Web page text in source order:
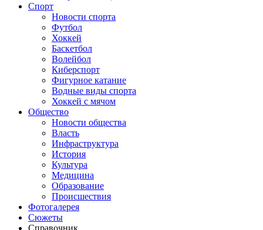
Спорт
Новости спорта
Футбол
Хоккей
Баскетбол
Волейбол
Киберспорт
Фигурное катание
Водные виды спорта
Хоккей с мячом
Общество
Новости общества
Власть
Инфраструктура
История
Культура
Медицина
Образование
Происшествия
Фотогалерея
Сюжеты
Справочник